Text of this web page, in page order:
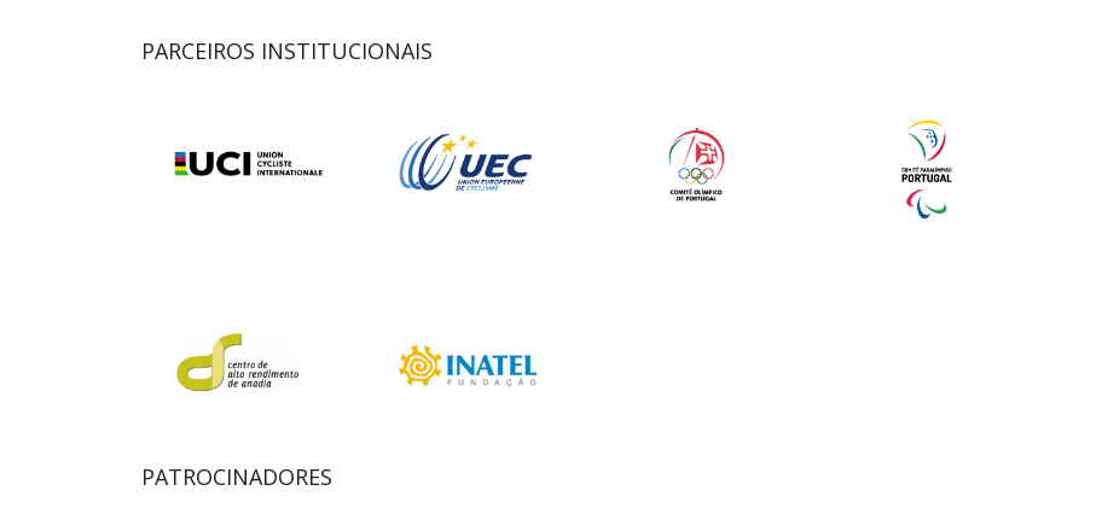
PARCEIROS INSTITUCIONAIS
PATROCINADORES